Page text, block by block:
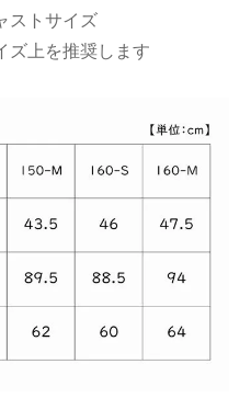
トサイズ
上を推奨します